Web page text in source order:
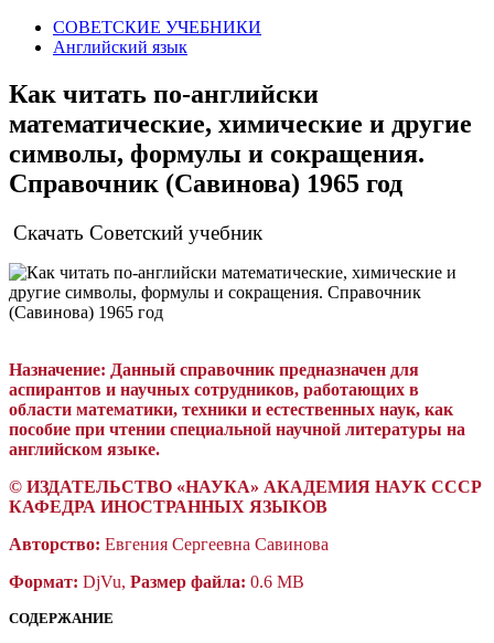
СОВЕТСКИЕ УЧЕБНИКИ
Английский язык
Как читать по-английски
математические, химические и другие
символы, формулы и сокращения.
Справочник (Савинова) 1965 год
Скачать Советский учебник
Назначение: Данный справочник предназначен для
аспирантов и научных сотрудников, работающих в
области математики, техники и естественных наук, как
пособие при чтении специальной научной литературы на
английском языке.
© ИЗДАТЕЛЬСТВО «НАУКА» АКАДЕМИЯ НАУК СССР
КАФЕДРА ИНОСТРАННЫХ ЯЗЫКОВ
Авторство: Евгения Сергеевна Савинова
Формат: DjVu, Размер файла: 0.6 MB
СОДЕРЖАНИЕ